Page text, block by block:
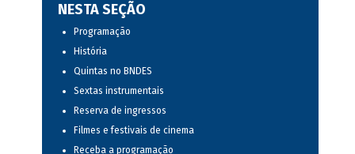
NESTA SEÇÃO
Programação
História
Quintas no BNDES
Sextas instrumentais
Reserva de ingressos
Filmes e festivais de cinema
Receba a programação